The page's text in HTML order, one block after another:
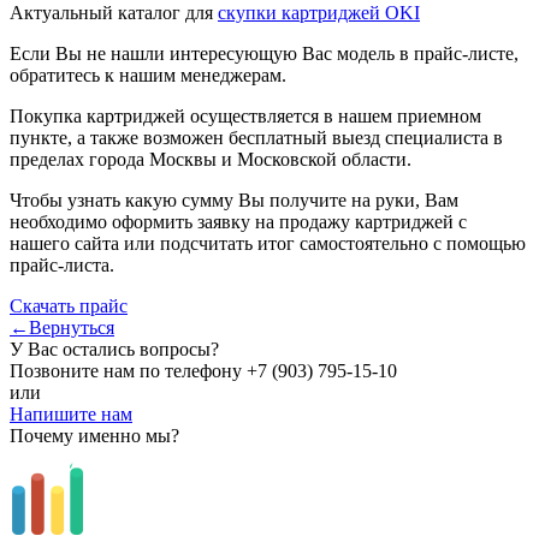
Актуальный каталог для скупки картриджей OKI
Если Вы не нашли интересующую Вас модель в прайс-листе,
обратитесь к нашим менеджерам.
Покупка картриджей осуществляется в нашем приемном
пункте, а также возможен бесплатный выезд специалиста в
пределах города Москвы и Московской области.
Чтобы узнать какую сумму Вы получите на руки, Вам
необходимо оформить заявку на продажу картриджей с
нашего сайта или подсчитать итог самостоятельно с помощью
прайс-листа.
Скачать прайс
←Вернуться
У Вас остались вопросы?
Позвоните нам по телефону +7 (903) 795-15-10
или
Напишите нам
Почему именно мы?